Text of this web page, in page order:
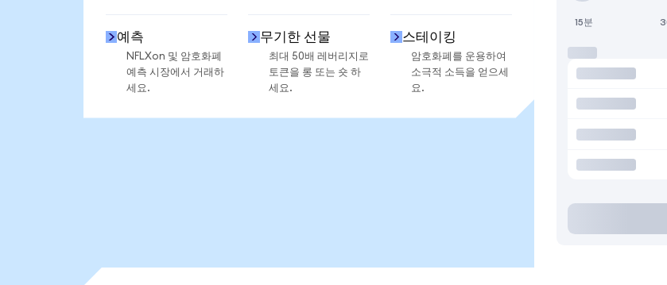
예측
NFLXon 및 암호화폐
예측 시장에서 거래하
세요.
무기한 선물
최대 50배 레버리지로
토큰을 롱 또는 숏 하
세요.
스테이킹
암호화폐를 운용하여
소극적 소득을 얻으세
요.
15분